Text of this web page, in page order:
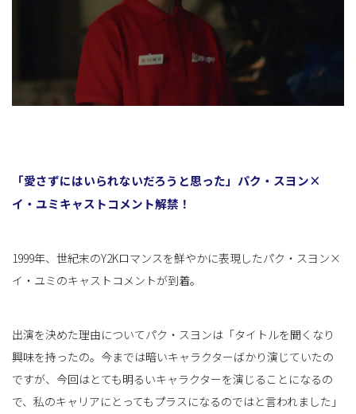
「愛さずにはいられないだろうと思った」パク・スヨン×
イ・ユミキャストコメント解禁！
1999年、世紀末のY2Kロマンスを鮮やかに表現したパク・スヨン×
イ・ユミのキャストコメントが到着。
出演を決めた理由についてパク・スヨンは「タイトルを聞くなり
興味を持ったの。今までは暗いキャラクターばかり演じていたの
ですが、今回はとても明るいキャラクターを演じることになるの
で、私のキャリアにとってもプラスになるのではと言われました」